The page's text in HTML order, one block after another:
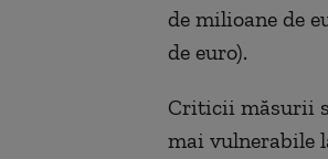
de milioane de
de euro).
Criticii măsurii
mai vulnerabile